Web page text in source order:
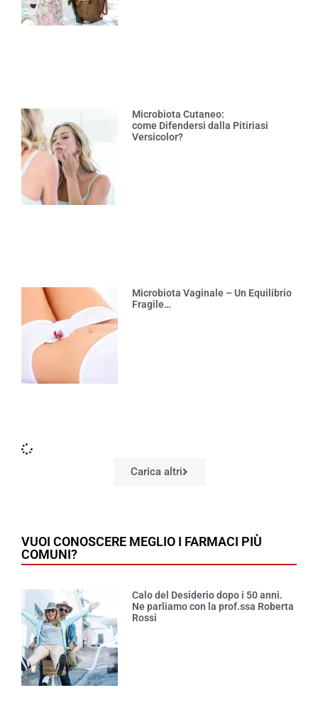
Microbiota Cutaneo:
come Difendersi dalla Pitiriasi
Versicolor?
Microbiota Vaginale – Un Equilibrio
Fragile…
Carica altri
VUOI CONOSCERE MEGLIO I FARMACI PIÙ
COMUNI?
Calo del Desiderio dopo i 50 anni.
Ne parliamo con la prof.ssa Roberta
Rossi